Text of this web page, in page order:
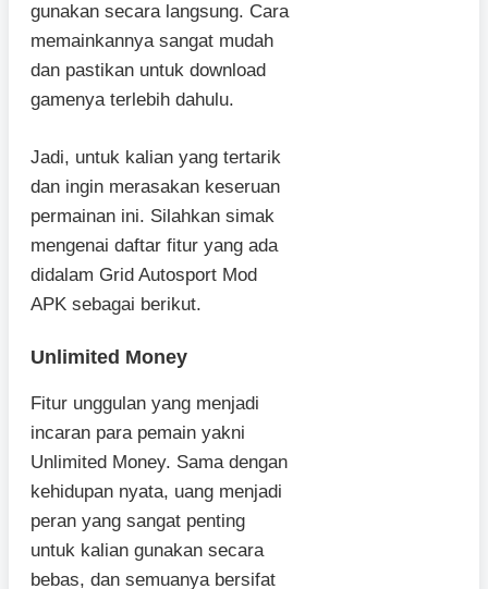
gunakan secara langsung. Cara
memainkannya sangat mudah
dan pastikan untuk download
gamenya terlebih dahulu.
Jadi, untuk kalian yang tertarik
dan ingin merasakan keseruan
permainan ini. Silahkan simak
mengenai daftar fitur yang ada
didalam Grid Autosport Mod
APK sebagai berikut.
Unlimited Money
Fitur unggulan yang menjadi
incaran para pemain yakni
Unlimited Money. Sama dengan
kehidupan nyata, uang menjadi
peran yang sangat penting
untuk kalian gunakan secara
bebas, dan semuanya bersifat